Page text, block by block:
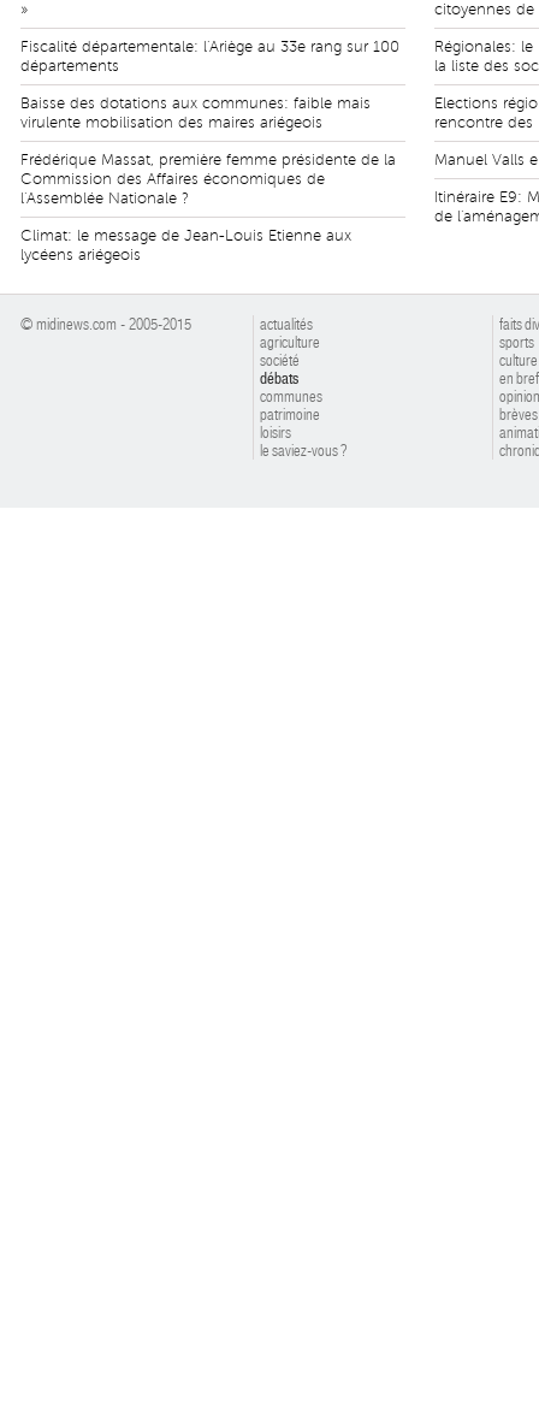
»
Fiscalité départementale: l'Ariège au 33e rang sur 100
départements
Baisse des dotations aux communes: faible mais
virulente mobilisation des maires ariégeois
Frédérique Massat, première femme présidente de la
Commission des Affaires économiques de
l'Assemblée Nationale ?
Climat: le message de Jean-Louis Etienne aux
lycéens ariégeois
citoyennes de
Régionales:
la liste des
Elections
rencontre des
Manuel Valls
Itinéraire E9:
de
© midinews.com - 2005-2015
actualités
agriculture
société
débats
communes
patrimoine
loisirs
le saviez-vous ?
faits
sports
culture
en bref
brèves